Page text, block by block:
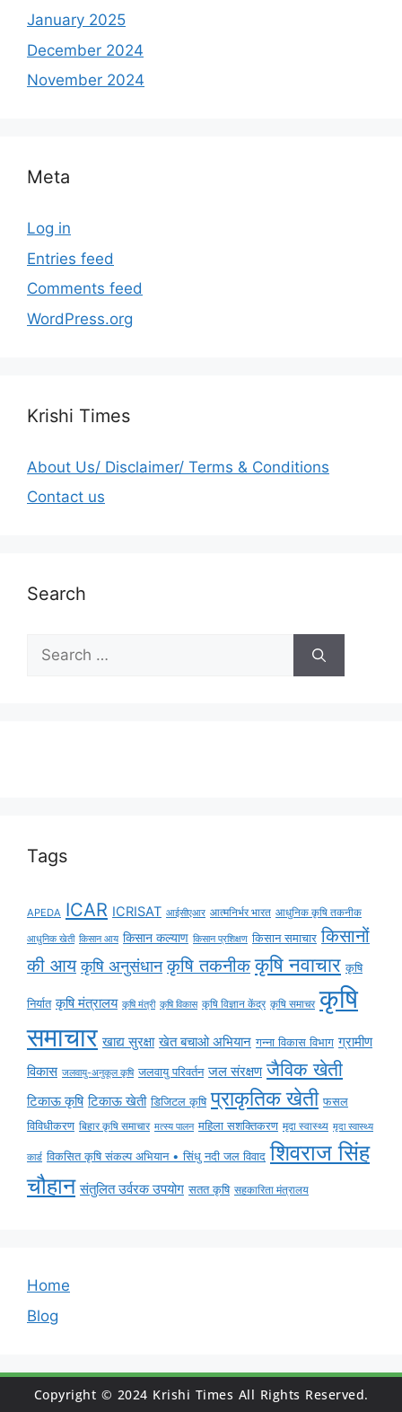
January 2025
December 2024
November 2024
Meta
Log in
Entries feed
Comments feed
WordPress.org
Krishi Times
About Us/ Disclaimer/ Terms & Conditions
Contact us
Search
Tags
APEDA ICAR ICRISAT आईसीएआर आत्मनिर्भर भारत आधुनिक कृषि तकनीक
आधुनिक खेती किसान आय किसान कल्याण किसान प्रशिक्षण किसान समाचार किसानों
की आय कृषि अनुसंधान कृषि तकनीक कृषि नवाचार कृषि
निर्यात कृषि मंत्रालय कृषि मंत्री कृषि विकास कृषि विज्ञान केंद्र कृषि समाचर कृषि
समाचार खाद्य सुरक्षा खेत बचाओ अभियान गन्ना विकास विभाग ग्रामीण
विकास जलवायु-अनुकूल कृषि जलवायु परिवर्तन जल संरक्षण जैविक खेती
टिकाऊ कृषि टिकाऊ खेती डिजिटल कृषि प्राकृतिक खेती फसल
विविधीकरण बिहार कृषि समाचार मत्स्य पालन महिला सशक्तिकरण मृदा स्वास्थ्य मृदा स्वास्थ्य
कार्ड विकसित कृषि संकल्प अभियान • सिंधु नदी जल विवाद शिवराज सिंह
चौहान संतुलित उर्वरक उपयोग सतत कृषि सहकारिता मंत्रालय
Home
Blog
Copyright © 2024 Krishi Times All Rights Reserved.